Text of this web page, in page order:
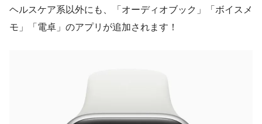
ヘルスケア系以外にも、「オーディオブック」「ボイスメ
モ」「電卓」のアプリが追加されます！